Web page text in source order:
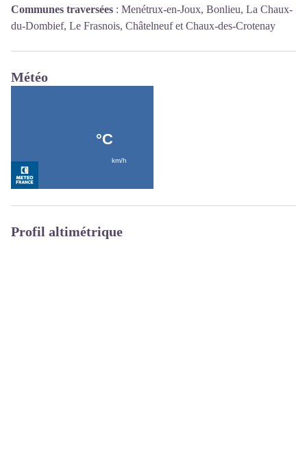
Communes traversées : Menétrux-en-Joux, Bonlieu, La Chaux-
du-Dombief, Le Frasnois, Châtelneuf et Chaux-des-Crotenay
Météo
Profil altimétrique